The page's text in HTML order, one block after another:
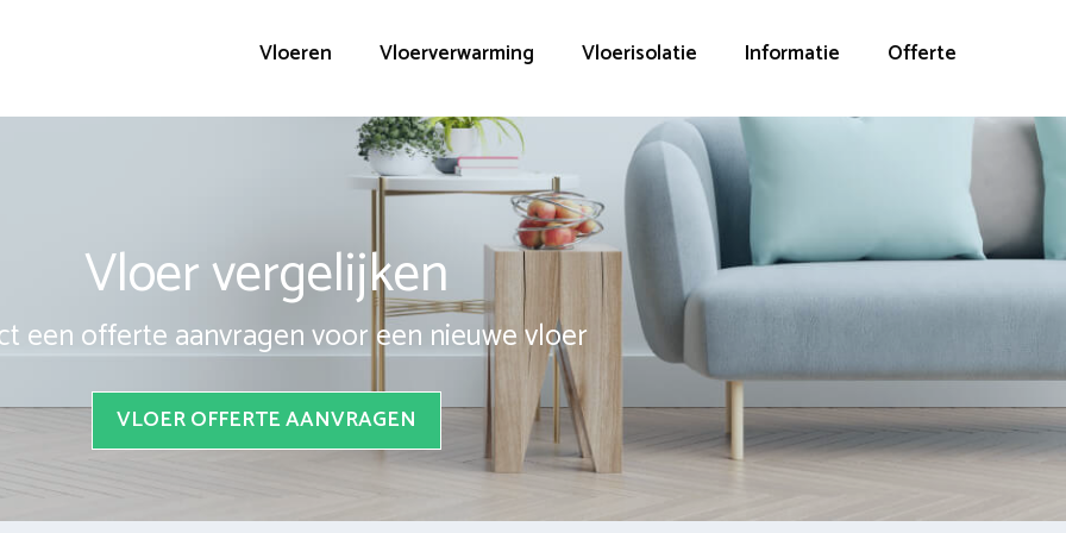
Vloeren Vloerverwarming Vloerisolatie Informatie Offerte
Vloer vergelijken
een offerte aanvragen voor een nieuwe vloer
VLOER OFFERTE AANVRAGEN